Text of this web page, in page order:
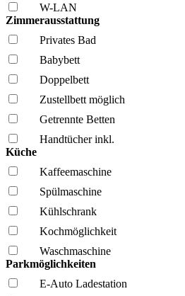
W-LAN
Zimmerausstattung
Privates Bad
Babybett
Doppelbett
Zustellbett möglich
Getrennte Betten
Handtücher inkl.
Küche
Kaffee­maschine
Spül­maschine
Kühl­schrank
Kochmöglich­keit
Wasch­maschine
Parkmöglichkeiten
E-Auto Ladestation